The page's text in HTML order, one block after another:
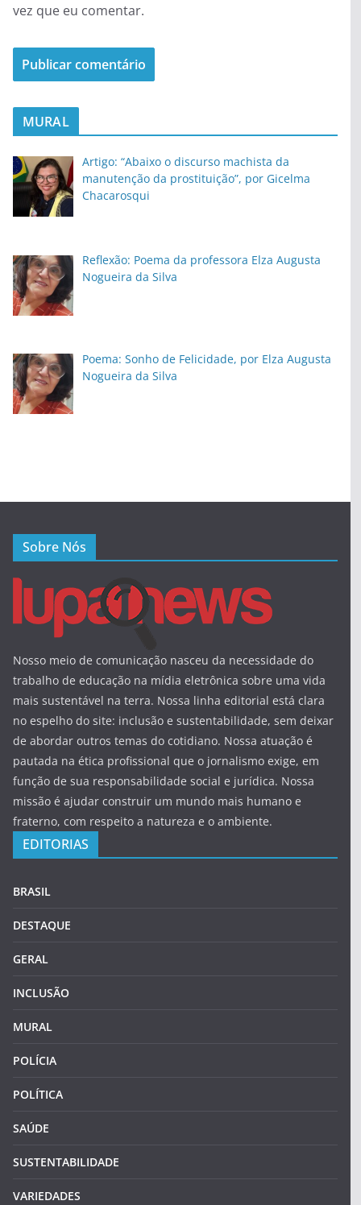
vez que eu comentar.
MURAL
Artigo: “Abaixo o discurso machista da
manutenção da prostituição”, por Gicelma
Chacarosqui
Reflexão: Poema da professora Elza Augusta
Nogueira da Silva
Poema: Sonho de Felicidade, por Elza Augusta
Nogueira da Silva
Sobre Nós
Nosso meio de comunicação nasceu da necessidade do
trabalho de educação na mídia eletrônica sobre uma vida
mais sustentável na terra. Nossa linha editorial está clara
no espelho do site: inclusão e sustentabilidade, sem deixar
de abordar outros temas do cotidiano. Nossa atuação é
pautada na ética profissional que o jornalismo exige, em
função de sua responsabilidade social e jurídica. Nossa
missão é ajudar construir um mundo mais humano e
fraterno, com respeito a natureza e o ambiente.
EDITORIAS
BRASIL
DESTAQUE
GERAL
INCLUSÃO
MURAL
POLÍCIA
POLÍTICA
SAÚDE
SUSTENTABILIDADE
VARIEDADES